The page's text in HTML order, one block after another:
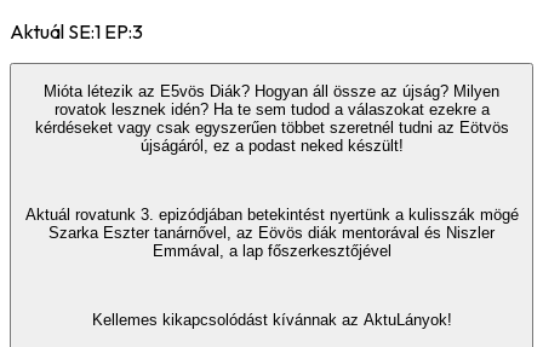
Aktuál SE:1 EP:3
Mióta létezik az E5vös Diák? Hogyan áll össze az újság? Milyen
rovatok lesznek idén? Ha te sem tudod a válaszokat ezekre a
kérdéseket vagy csak egyszerűen többet szeretnél tudni az Eötvös
újságáról, ez a podast neked készült!
Aktuál rovatunk 3. epizódjában betekintést nyertünk a kulisszák mögé
Szarka Eszter tanárnővel, az Eövös diák mentorával és Niszler
Emmával, a lap főszerkesztőjével
Kellemes kikapcsolódást kívánnak az AktuLányok!